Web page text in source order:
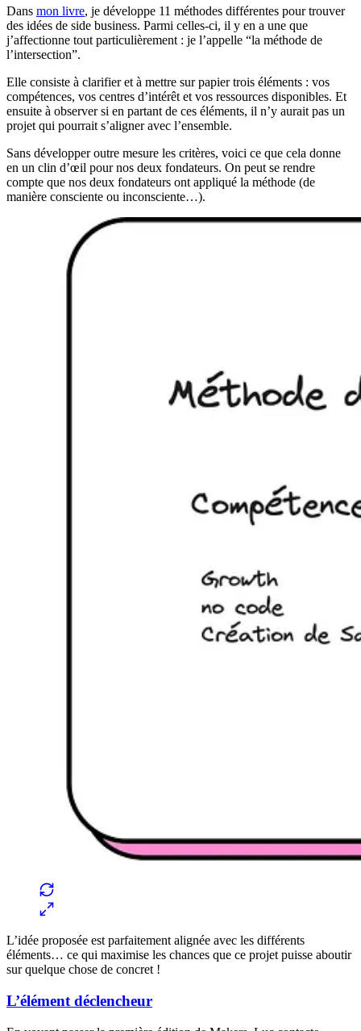
Dans mon livre, je développe 11 méthodes différentes pour trouver
des idées de side business. Parmi celles-ci, il y en a une que
j’affectionne tout particulièrement : je l’appelle “la méthode de
l’intersection”.
Elle consiste à clarifier et à mettre sur papier trois éléments : vos
compétences, vos centres d’intérêt et vos ressources disponibles. Et
ensuite à observer si en partant de ces éléments, il n’y aurait pas un
projet qui pourrait s’aligner avec l’ensemble.
Sans développer outre mesure les critères, voici ce que cela donne
en un clin d’œil pour nos deux fondateurs. On peut se rendre
compte que nos deux fondateurs ont appliqué la méthode (de
manière consciente ou inconsciente…).
L’idée proposée est parfaitement alignée avec les différents
éléments… ce qui maximise les chances que ce projet puisse aboutir
sur quelque chose de concret !
L’élément déclencheur